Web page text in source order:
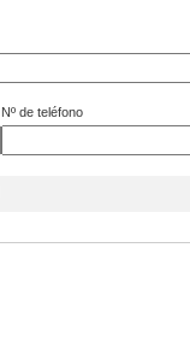
Nº de teléfono